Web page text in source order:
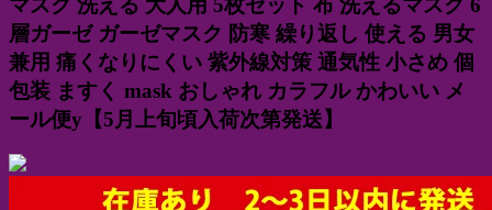
マスク 洗える 大人用 5枚セット 布 洗えるマスク 6
層ガーゼ ガーゼマスク 防寒 繰り返し 使える 男女
兼用 痛くなりにくい 紫外線対策 通気性 小さめ 個
包装 ますく mask おしゃれ カラフル かわいい メ
ール便y【5月上旬頃入荷次第発送】